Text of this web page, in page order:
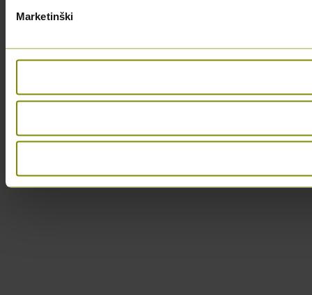
Marketinški